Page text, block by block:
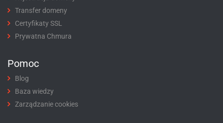
Transfer domeny
Certyfikaty SSL
Prywatna Chmura
Pomoc
Blog
Baza wiedzy
Zarządzanie cookies